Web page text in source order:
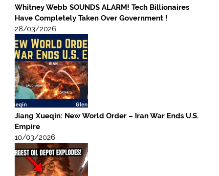
Whitney Webb SOUNDS ALARM! Tech Billionaires
Have Completely Taken Over Government !
28/03/2026
Jiang Xueqin: New World Order – Iran War Ends U.S.
Empire
10/03/2026